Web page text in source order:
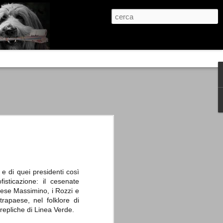
di quei presidenti così
il cesenate
Massimino, i Rozzi e
nel folklore di
di Linea Verde.